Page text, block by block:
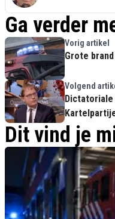
Ga verder
Vorig artikel
Grote
Volgend
op Forum
Dit vind je